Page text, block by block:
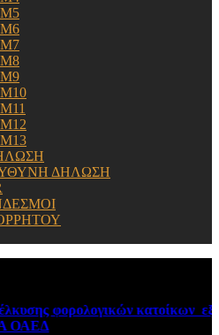
ΔΗΛΩΣΗ
φορολογικών κατοίκων
August 6, 2026